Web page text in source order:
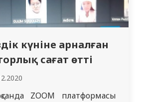
күніне арналған
сағат өтті
ZOOM платформасы